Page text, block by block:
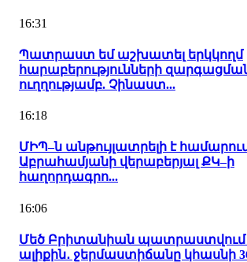
16:31
Պատրաստ եմ աշխատել երկկողմ
հարաբերությունների
ուղղությամբ. Չինաստ...
16:18
ՄԻՊ–ն անթույլատրելի է
Աբրահամյանի վերաբերյալ ՔԿ–ի
հաղորդագրո...
16:06
Մեծ Բրիտանիան պատրաստվում
ալիքին․ ջերմաստիճանը կհասնի